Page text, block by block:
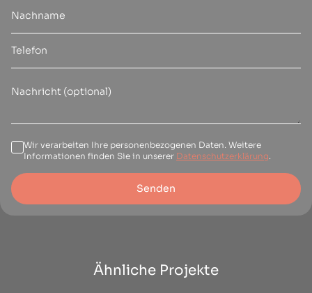
Wir verarbeiten Ihre personenbezogenen Daten. Weitere
Informationen finden Sie in unserer Datenschutzerklärung
Senden
Ähnliche Projekte